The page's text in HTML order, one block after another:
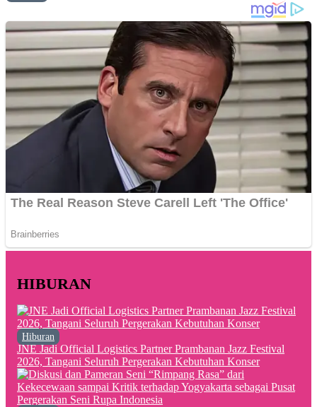
HIBURAN
Hiburan
JNE Jadi Official Logistics Partner Prambanan Jazz Festival
2026, Tangani Seluruh Pergerakan Kebutuhan Konser